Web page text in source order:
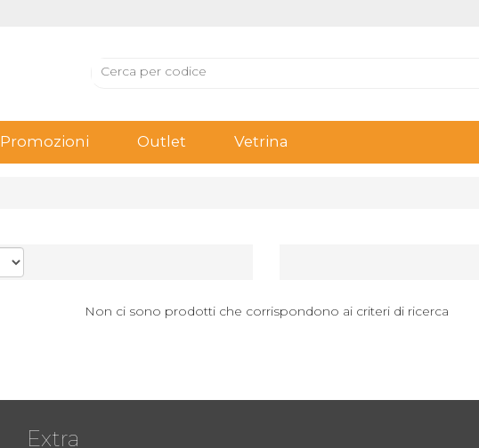
Promozioni Outlet Vetrina
Non ci sono prodotti che corrispondono ai criteri di ricerca
Extra